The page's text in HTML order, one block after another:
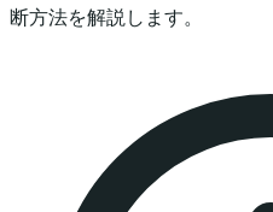
断方法を解説します。